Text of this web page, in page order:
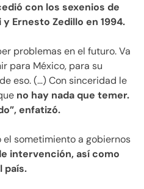
con los sexenios de
Ernesto Zedillo en 1994.
problemas en el futuro. Va
para México, para su
eso. (…) Con sinceridad le
no hay nada que temer.
enfatizó.
el sometimiento a gobiernos
intervención, así como
país.